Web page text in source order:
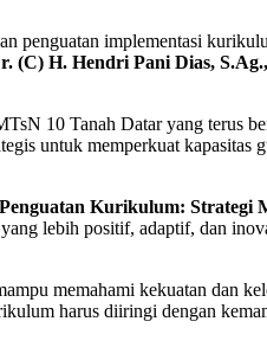
penguatan implementasi
(C) H. Hendri Pani Dias,
10 Tanah Datar yang terus
untuk memperkuat kapasitas
Kurikulum: Strategi
lebih positif, adaptif, dan
memahami kekuatan dan
harus diiringi dengan